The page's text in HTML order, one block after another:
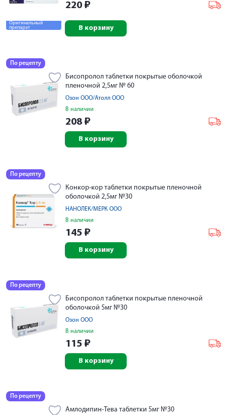
Оригинальный
препарат
220 ₽
В корзину
По рецепту
Бисопролол таблетки покрытые оболочкой
пленочной 2,5мг № 60
Озон ООО/Атолл ООО
В наличии
208 ₽
В корзину
По рецепту
Конкор-кор таблетки покрытые пленочной
оболочкой 2,5мг №30
НАНОЛЕК/МЕРК ООО
В наличии
145 ₽
В корзину
По рецепту
Бисопролол таблетки покрытые пленочной
оболочкой 5мг №30
Озон ООО
В наличии
115 ₽
В корзину
По рецепту
Амлодипин-Тева таблетки 5мг №30